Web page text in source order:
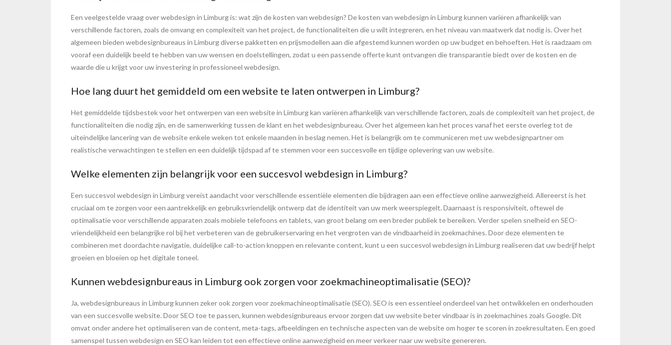
Een veelgestelde vraag over webdesign in Limburg is: wat zijn de kosten van webdesign? De kosten van webdesign in Limburg kunnen variëren afhankelijk van
verschillende factoren, zoals de omvang en complexiteit van het project, de functionaliteiten die u wilt integreren, en het niveau van maatwerk dat nodig is. Over het
algemeen bieden webdesignbureaus in Limburg diverse pakketten en prijsmodellen aan die afgestemd kunnen worden op uw budget en behoeften. Het is raadzaam om
vooraf een duidelijk beeld te hebben van uw wensen en doelstellingen, zodat u een passende offerte kunt ontvangen die transparantie biedt over de kosten en de
waarde die u krijgt voor uw investering in professioneel webdesign.
Hoe lang duurt het gemiddeld om een website te laten ontwerpen in Limburg?
Het gemiddelde tijdsbestek voor het ontwerpen van een website in Limburg kan variëren afhankelijk van verschillende factoren, zoals de complexiteit van het project, de
functionaliteiten die nodig zijn, en de samenwerking tussen de klant en het webdesignbureau. Over het algemeen kan het proces vanaf het eerste overleg tot de
uiteindelijke lancering van de website enkele weken tot enkele maanden in beslag nemen. Het is belangrijk om te communiceren met uw webdesignpartner om
realistische verwachtingen te stellen en een duidelijk tijdspad af te stemmen voor een succesvolle en tijdige oplevering van uw website.
Welke elementen zijn belangrijk voor een succesvol webdesign in Limburg?
Een succesvol webdesign in Limburg vereist aandacht voor verschillende essentiële elementen die bijdragen aan een effectieve online aanwezigheid. Allereerst is het
cruciaal om te zorgen voor een aantrekkelijk en gebruiksvriendelijk ontwerp dat de identiteit van uw merk weerspiegelt. Daarnaast is responsiviteit, oftewel de
optimalisatie voor verschillende apparaten zoals mobiele telefoons en tablets, van groot belang om een breder publiek te bereiken. Verder spelen snelheid en SEO-
vriendelijkheid een belangrijke rol bij het verbeteren van de gebruikerservaring en het vergroten van de vindbaarheid in zoekmachines. Door deze elementen te
combineren met doordachte navigatie, duidelijke call-to-action knoppen en relevante content, kunt u een succesvol webdesign in Limburg realiseren dat uw bedrijf helpt
groeien en bloeien op het digitale toneel.
Kunnen webdesignbureaus in Limburg ook zorgen voor zoekmachineoptimalisatie (SEO)?
Ja, webdesignbureaus in Limburg kunnen zeker ook zorgen voor zoekmachineoptimalisatie (SEO). SEO is een essentieel onderdeel van het ontwikkelen en onderhouden
van een succesvolle website. Door SEO toe te passen, kunnen webdesignbureaus ervoor zorgen dat uw website beter vindbaar is in zoekmachines zoals Google. Dit
omvat onder andere het optimaliseren van de content, meta-tags, afbeeldingen en technische aspecten van de website om hoger te scoren in zoekresultaten. Een goed
samenspel tussen webdesign en SEO kan leiden tot een effectieve online aanwezigheid en meer verkeer naar uw website genereren.